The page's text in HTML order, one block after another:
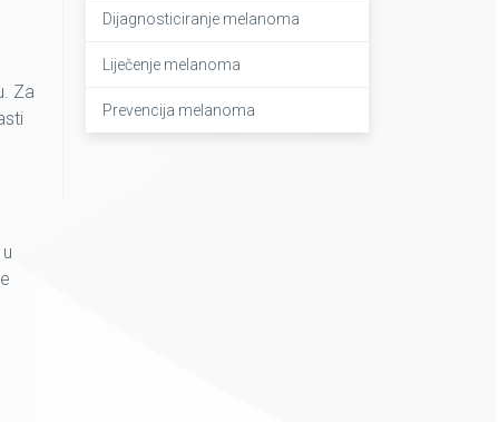
Za
Dijagnosticiranje melanoma
Liječenje melanoma
Prevencija melanoma